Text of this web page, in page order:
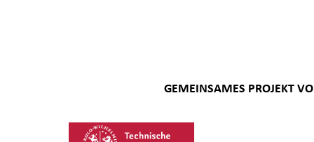
GEMEINSAMES PROJEKT